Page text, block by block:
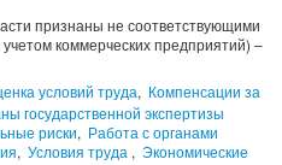
признаны не соответствующими
коммерческих предприятий) –
условий труда, Компенсации за
государственной экспертизы
риски, Работа с органами
, Условия труда , Экономические